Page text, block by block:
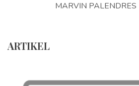
MARVIN PALENDRES
ARTIKEL